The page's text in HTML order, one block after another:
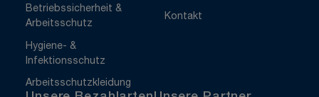
Betriebssicherheit &
Arbeitsschutz
Hygiene- &
Infektionsschutz
Arbeitsschutzkleidung
Kontakt